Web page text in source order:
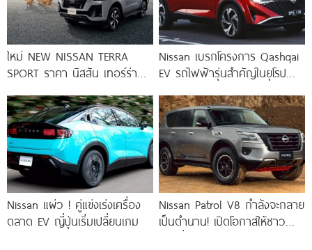
ใหม่ NEW NISSAN TERRA
SPORT ราคา นิสสัน เทอร์ร่า
Nissan เบรกโครงการ Qashqai
EV รถไฟฟ้ารุ่นสำคัญในยุโรป
ตามคาด
Nissan แผ่ว ! คู่แข่งเร่งเครื่อง
ตลาด EV ญี่ปุ่นเริ่มเปลี่ยนเกม
Nissan Patrol V8 กำลังจะกลาย
เป็นตำนาน! เปิดโอกาสให้ชาว